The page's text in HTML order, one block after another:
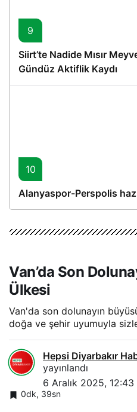
9
Siirt’te Nadide Mısır
Gündüz Aktiflik Kaydı
10
Alanyaspor-Perspolis
Van’da Son
Ülkesi
Van'da son dolunayın
doğa ve şehir uyumuyla
Hepsi Diyarbakır
yayınlandı
6 Aralık 2025, 12:43
0dk, 39sn